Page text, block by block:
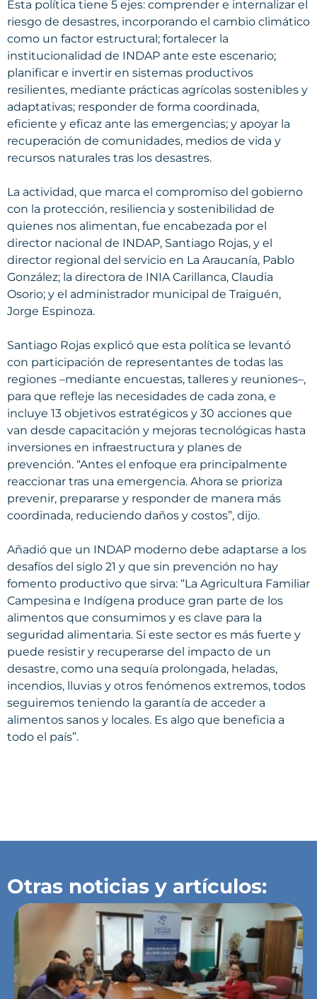
Esta política tiene 5 ejes: comprender e internalizar el
riesgo de desastres, incorporando el cambio climático
como un factor estructural; fortalecer la
institucionalidad de INDAP ante este escenario;
planificar e invertir en sistemas productivos
resilientes, mediante prácticas agrícolas sostenibles y
adaptativas; responder de forma coordinada,
eficiente y eficaz ante las emergencias; y apoyar la
recuperación de comunidades, medios de vida y
recursos naturales tras los desastres.
La actividad, que marca el compromiso del gobierno
con la protección, resiliencia y sostenibilidad de
quienes nos alimentan, fue encabezada por el
director nacional de INDAP, Santiago Rojas, y el
director regional del servicio en La Araucanía, Pablo
González; la directora de INIA Carillanca, Claudia
Osorio; y el administrador municipal de Traiguén,
Jorge Espinoza.
Santiago Rojas explicó que esta política se levantó
con participación de representantes de todas las
regiones –mediante encuestas, talleres y reuniones–,
para que refleje las necesidades de cada zona, e
incluye 13 objetivos estratégicos y 30 acciones que
van desde capacitación y mejoras tecnológicas hasta
inversiones en infraestructura y planes de
prevención. “Antes el enfoque era principalmente
reaccionar tras una emergencia. Ahora se prioriza
prevenir, prepararse y responder de manera más
coordinada, reduciendo daños y costos”, dijo.
Añadió que un INDAP moderno debe adaptarse a los
desafíos del siglo 21 y que sin prevención no hay
fomento productivo que sirva: “La Agricultura Familiar
Campesina e Indígena produce gran parte de los
alimentos que consumimos y es clave para la
seguridad alimentaria. Si este sector es más fuerte y
puede resistir y recuperarse del impacto de un
desastre, como una sequía prolongada, heladas,
incendios, lluvias y otros fenómenos extremos, todos
seguiremos teniendo la garantía de acceder a
alimentos sanos y locales. Es algo que beneficia a
todo el país”.
Otras noticias y artículos: